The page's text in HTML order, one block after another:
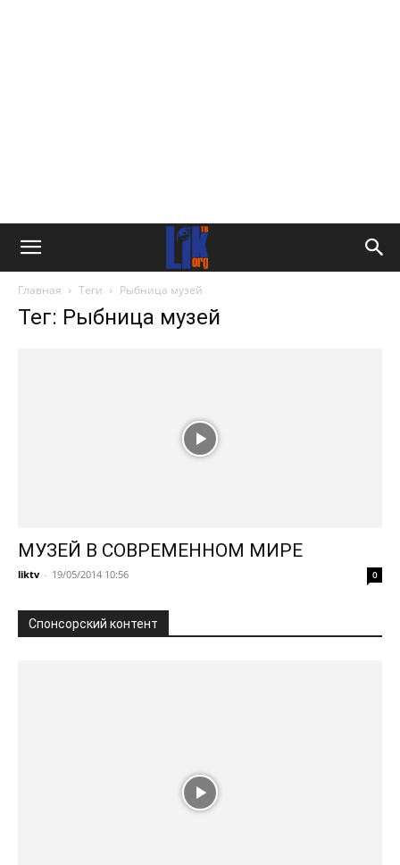
Главная Теги Рыбница музей
Тег: Рыбница музей
МУЗЕЙ В СОВРЕМЕННОМ МИРЕ
liktv - 19/05/2014 10:56 0
Спонсорский контент